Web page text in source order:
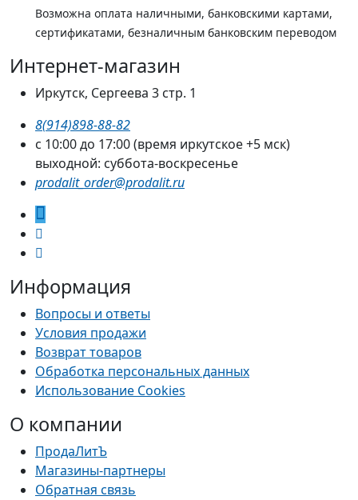
Возможна оплата наличными, банковскими картами,
сертификатами, безналичным банковским переводом
Интернет-магазин
Иркутск, Сергеева 3 стр. 1
8(914)898-88-82
с 10:00 до 17:00 (время иркутское +5 мск)
выходной: суббота-воскресенье
prodalit_order@prodalit.ru
Информация
Вопросы и ответы
Условия продажи
Возврат товаров
Обработка персональных данных
Использование Cookies
О компании
ПродаЛитЪ
Магазины-партнеры
Обратная связь